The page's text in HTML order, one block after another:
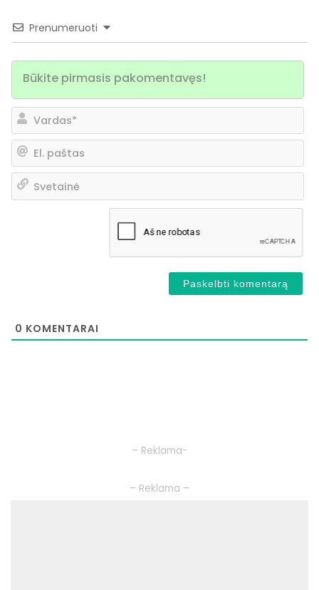
Prenumeruoti
0 KOMENTARAI
– Reklama-
– Reklama –